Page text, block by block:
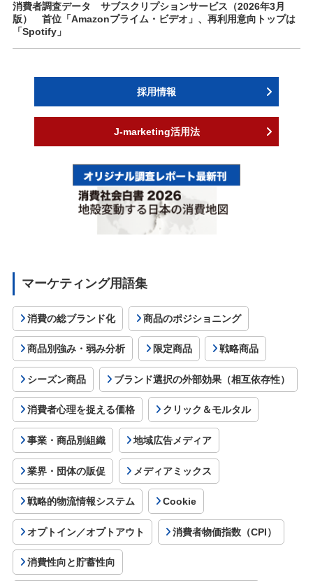
消費者調査データ サブスクリプションサービス（2026年3月
版） 首位「Amazonプライム・ビデオ」、再利用意向トップは
「Spotify」
採用情報
J-marketing活用法
マーケティング用語集
消費の総ブランド化 商品のポジショニング
商品別強み・弱み分析 限定商品 戦略商品
シーズン商品 ブランド選択の外部効果（相互依存性）
消費者心理を捉える価格 クリック＆モルタル
事業・商品別組織 地域広告メディア
業界・団体の販促 メディアミックス
戦略的物流情報システム Cookie
オプトイン／オプトアウト 消費者物価指数（CPI）
消費性向と貯蓄性向